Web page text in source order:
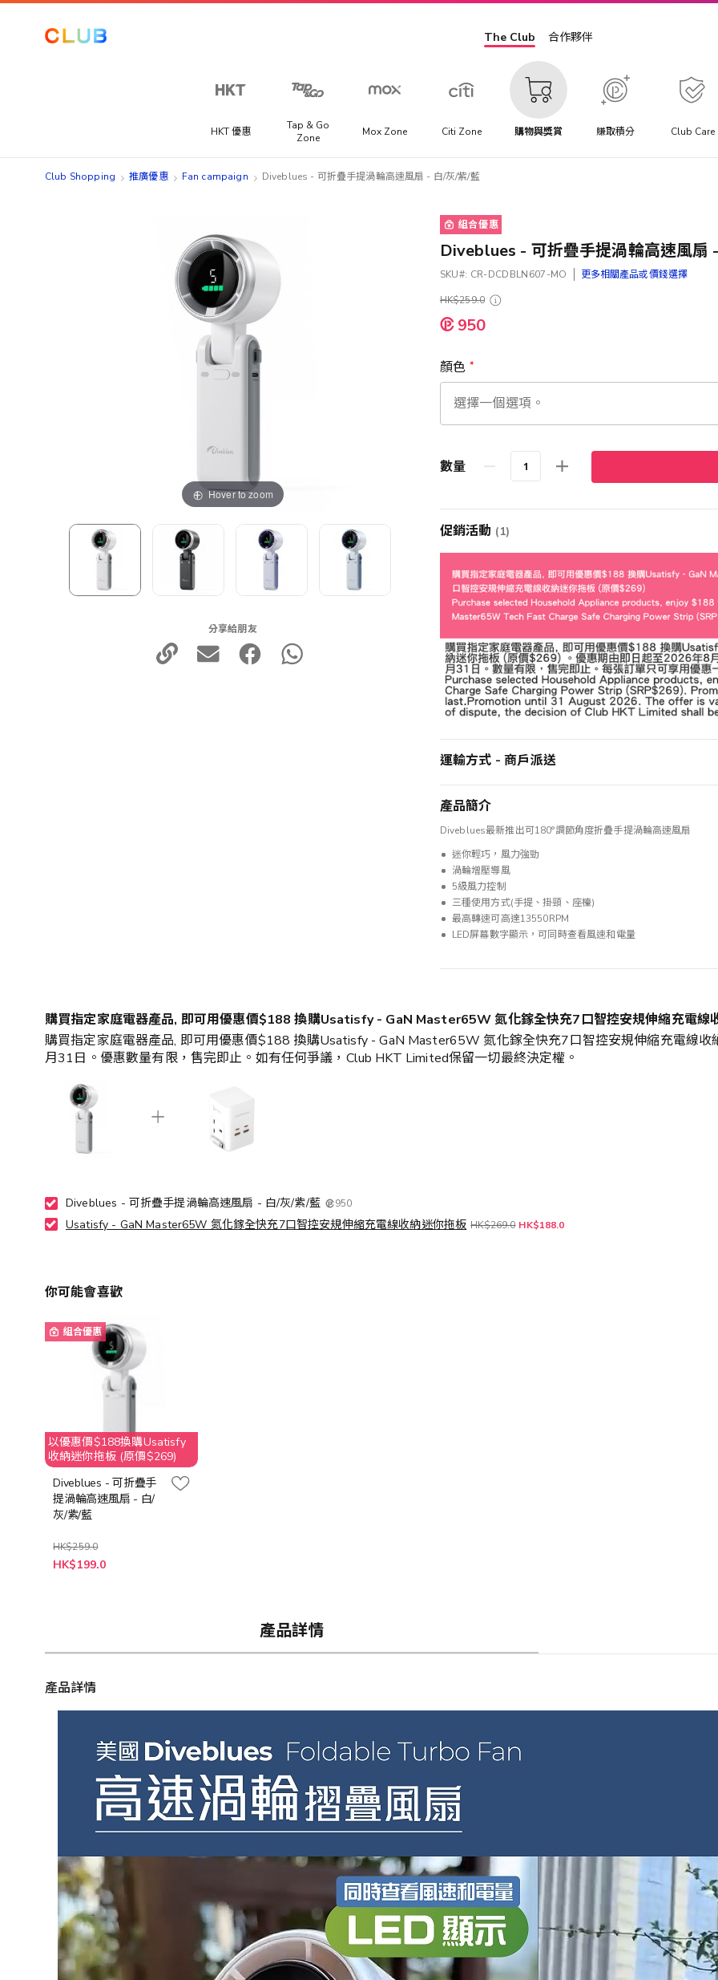
The Club 合作夥伴
HKT 優惠
Tap & Go
Zone
Mox Zone Citi Zone 購物與獎賞 賺取積分 Club Care
Club Shopping 推廣優惠 Fan campaign Diveblues - 可折疊手提渦輪高速風扇 - 白/灰/紫/藍
Hover to zoom
分享給朋友
組合優惠
Diveblues - 可折疊手提渦輪高速風扇
SKU CR-DCDBLN607-MO
更多相關產品或價錢選擇
HK$259.0
950
顏色
數量
促銷活動 (1)
運輸方式 - 商戶派送
產品簡介
Diveblues最新推出可180°調節角度折疊手提渦輪高速風扇
迷你輕巧，風力強勁
渦輪增壓導風
5級風力控制
三種使用方式(手提、掛頸、座檯)
最高轉速可高達13550RPM
LED屏幕數字顯示，可同時查看風速和電量
購買指定家庭電器產品, 即可用優惠價$188 換購Usatisfy - GaN Master65W 氮化鎵全快充7口智控安規伸縮充電線
購買指定家庭電器產品, 即可用優惠價$188 換購Usatisfy - GaN Master65W 氮化鎵全快充7口智控安規伸縮充電線
月31日。優惠數量有限，售完即止。如有任何爭議，Club HKT Limited保留一切最終決定權。
Diveblues - 可折疊手提渦輪高速風扇 - 白/灰/紫/藍 950
Usatisfy - GaN Master65W 氮化鎵全快充7口智控安規伸縮充電線收納迷你拖板 HK$269.0 HK$188.0
你可能會喜歡
組合優惠
以優惠價$188換購Usatisfy
收納迷你拖板 (原價$269)
Diveblues - 可折疊手
提渦輪高速風扇 - 白/
灰/紫/藍
HK$259.0
HK$199.0
產品詳情
產品詳情